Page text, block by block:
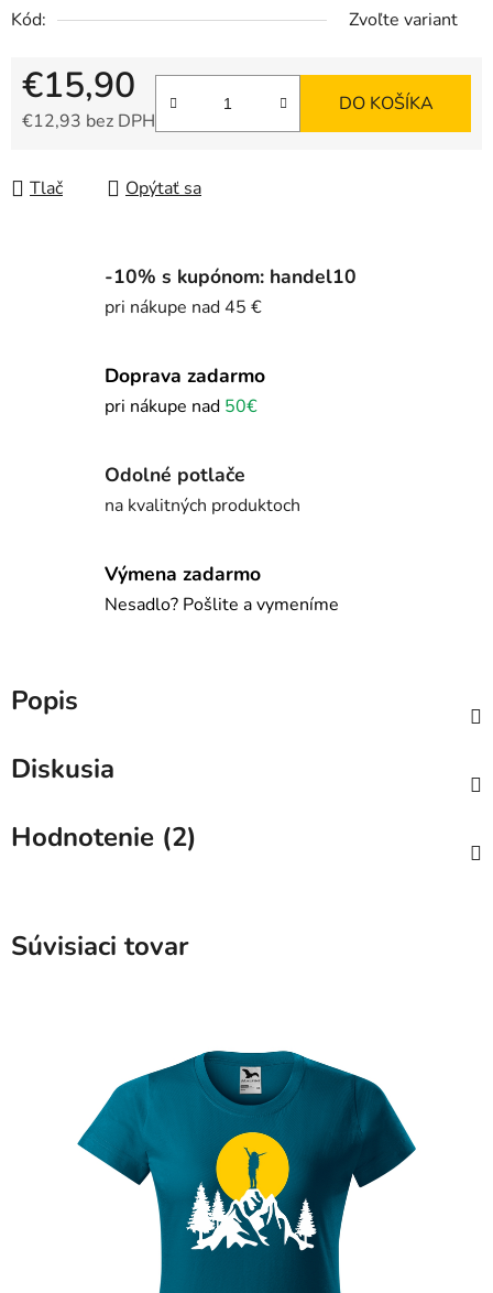
Kód:
Zvoľte variant
€15,90
€12,93 bez DPH
DO KOŠÍKA
Tlač Opýtať sa
-10% s kupónom: handel10
pri nákupe nad 45 €
Doprava zadarmo
pri nákupe nad 50€
Odolné potlače
na kvalitných produktoch
Výmena zadarmo
Nesadlo? Pošlite a vymeníme
Popis
Diskusia
Hodnotenie (2)
Súvisiaci tovar